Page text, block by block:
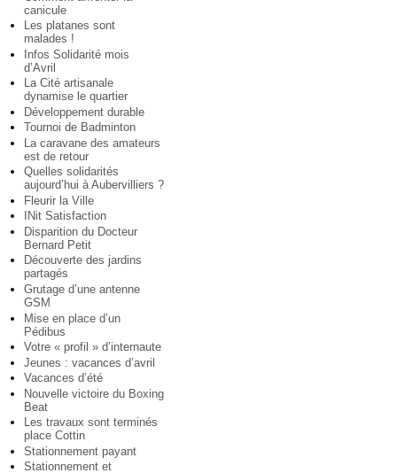
canicule
Les platanes sont
malades !
Infos Solidarité mois
d’Avril
La Cité artisanale
dynamise le quartier
Développement durable
Tournoi de Badminton
La caravane des amateurs
est de retour
Quelles solidarités
aujourd’hui à Aubervilliers ?
Fleurir la Ville
INit Satisfaction
Disparition du Docteur
Bernard Petit
Découverte des jardins
partagés
Grutage d’une antenne
GSM
Mise en place d’un
Pédibus
Votre « profil » d’internaute
Jeunes : vacances d’avril
Vacances d’été
Nouvelle victoire du Boxing
Beat
Les travaux sont terminés
place Cottin
Stationnement payant
Stationnement et